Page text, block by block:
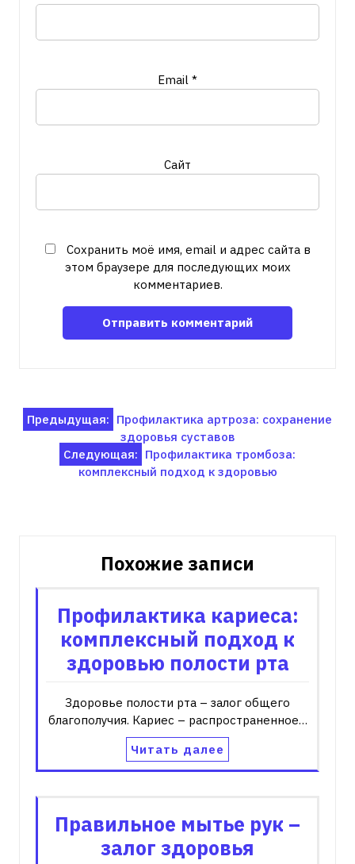
Email *
Сайт
Сохранить моё имя, email и адрес сайта в
этом браузере для последующих моих
комментариев.
Навигация
записям
Предыдущая: Профилактика артроза: сохранение
здоровья суставов
Следующая: Профилактика тромбоза:
комплексный подход к здоровью
Похожие записи
Профилактика кариеса:
комплексный подход к
здоровью полости рта
Здоровье полости рта – залог общего
благополучия. Кариес – распространенное…
Читать далее
Правильное мытье рук –
залог здоровья